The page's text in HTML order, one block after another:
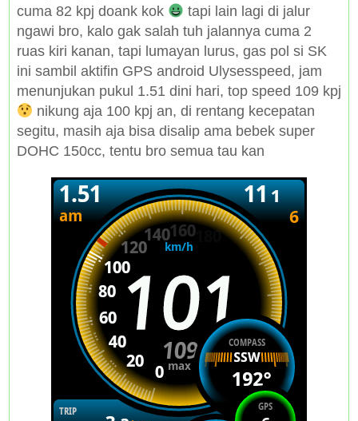
cuma 82 kpj doank kok
tapi lain lagi di jalur
ngawi bro, kalo gak salah tuh jalannya cuma 2
ruas kiri kanan, tapi lumayan lurus, gas pol si SK
ini sambil aktifin GPS android Ulysesspeed, jam
menunjukan pukul 1.51 dini hari, top speed 109 kpj
nikung aja 100 kpj an, di rentang kecepatan
segitu, masih aja bisa disalip ama bebek super
DOHC 150cc, tentu bro semua tau kan